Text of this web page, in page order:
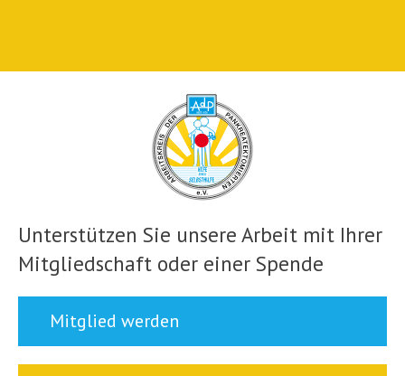
Unterstützen Sie unsere Arbeit mit Ihrer
Mitgliedschaft oder einer Spende
Mitglied werden